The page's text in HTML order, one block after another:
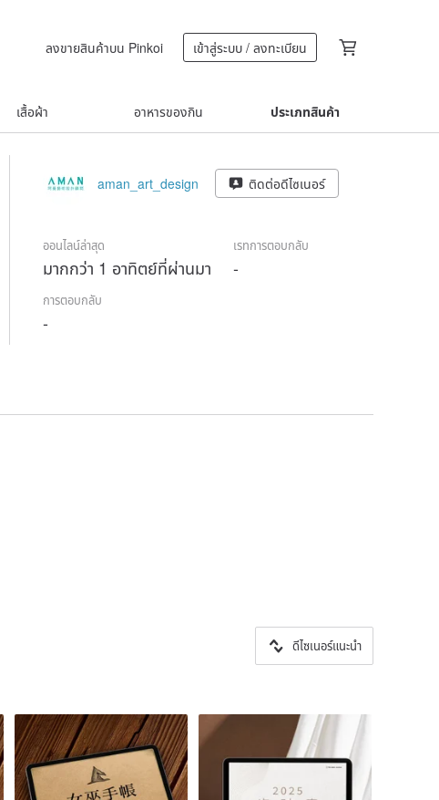
ลงขายสินค้าบน Pinkoi เข้าสู่ระบบ / ลงทะเบียน
เสื้อผ้า อาหารของกิน ประเภทสินค้า
aman_art_design ติดต่อดีไซเนอร์
ออนไลน์ล่าสุด
มากกว่า 1 อาทิตย์ที่ผ่านมา
เรทการตอบกลับ
-
การตอบกลับ
-
ดีไซเนอร์แนะนำ